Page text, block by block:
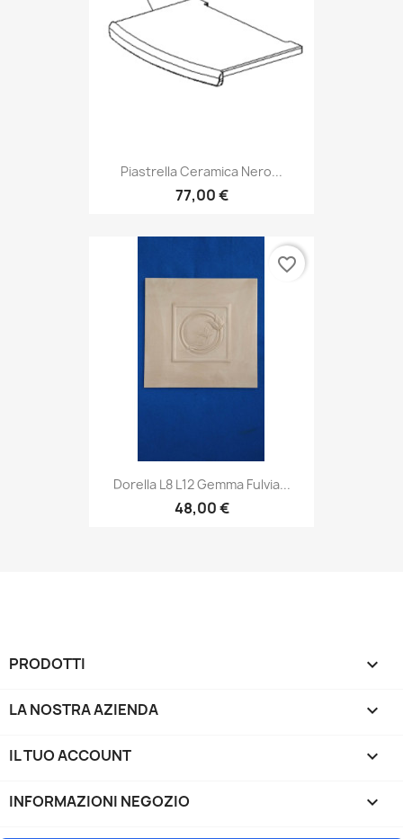
Piastrella Ceramica Nero...
77,00 €
Dorella L8 L12 Gemma Fulvia...
48,00 €
favorite_border
PRODOTTI 
LA NOSTRA AZIENDA 
IL TUO ACCOUNT 
INFORMAZIONI NEGOZIO keyboard_arrow_down